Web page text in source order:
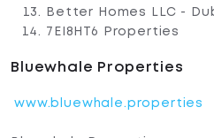
Better Homes LLC -
7EI8HT6 Properties
Bluewhale Properties
www.bluewhale.properties